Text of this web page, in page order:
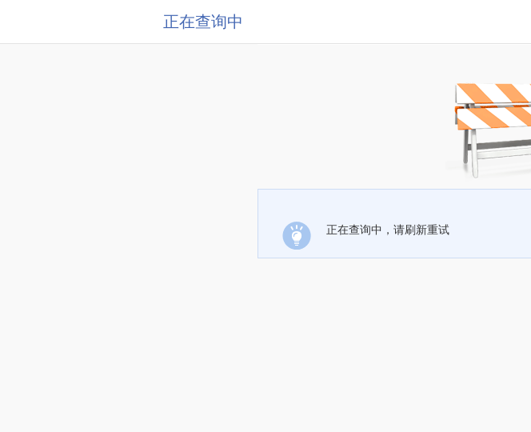
正在查询中
正在查询中，请刷新重试